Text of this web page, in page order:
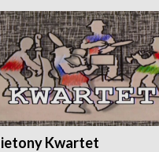
Kwartet